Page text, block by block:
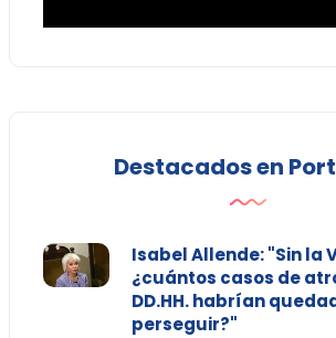
Destacados en
Isabel Allende: "Sin la
¿cuántos casos de
DD.HH. habrían
perseguir?"